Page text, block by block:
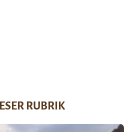
RUBRIK